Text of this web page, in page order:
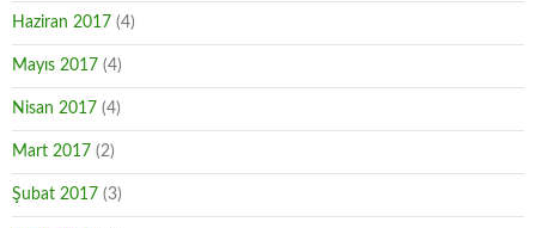
Haziran 2017 (4)
Mayıs 2017 (4)
Nisan 2017 (4)
Mart 2017 (2)
Şubat 2017 (3)